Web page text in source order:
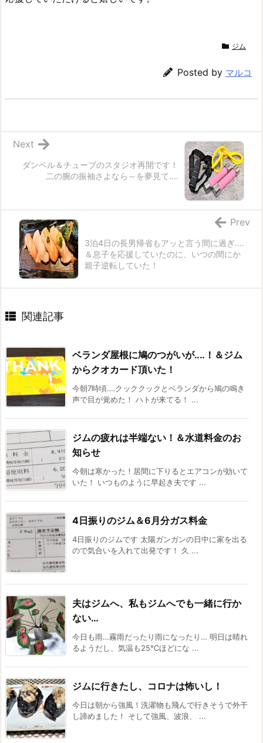
ジム
Posted by マルコ
ダンベル＆チューブのスタジオ再開です！
二の腕の振袖さよなら～を夢見て‥‥
Next
3泊4日の長男帰省もアッと言う間に過ぎ‥‥
＆息子を応援していたのに、いつの間にか
親子逆転していた！
Prev
関連記事
ベランダ屋根に鳩のつがいが‥‥！＆ジム
からクオカード頂いた！
今朝7時頃‥‥クッククックとベランダから鳩の鳴き
声で目が覚めた！ ハトが来てる！ ...
ジムの疲れは半端ない！＆水道料金のお
知らせ
今朝は寒かった！居間に下りるとエアコンが効いて
いた！ いつものように早起き夫です ...
4日振りのジム＆6月分ガス料金
4日振りのジムです 太陽ガンガンの日中に家を出る
ので気合いを入れて出発です！ 久 ...
夫はジムへ、私もジムへでも一緒に行か
ない…
今日も雨…霧雨だったり雨になったり… 明日は晴れ
るようだし、気温も25℃ほどにな ...
ジムに行きたし、コロナは怖いし！
今日は朝から強風！洗濯物も飛んで行きそうで外干
し諦めました！ そして強風、波浪、 ...